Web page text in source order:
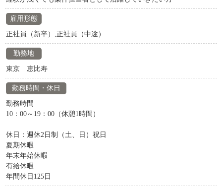
雇用形態
正社員（新卒）,正社員（中途）
勤務地
東京 恵比寿
勤務時間・休日
勤務時間
10：00～19：00（休憩1時間）
休日：週休2日制（土、日）祝日
夏期休暇
年末年始休暇
有給休暇
年間休日125日